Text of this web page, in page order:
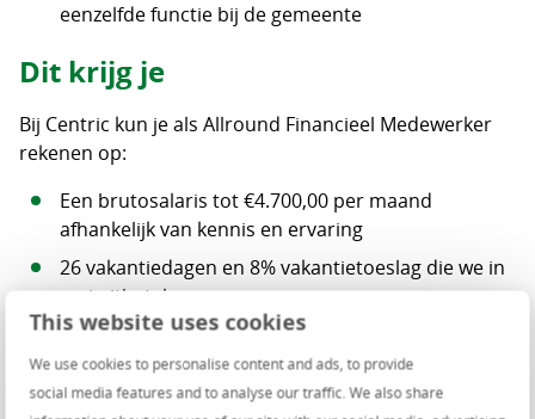
This website uses cookies
We use cookies to personalise content and ads, to provide
social media features and to analyse our traffic. We also share
eenzelfde functie bij de gemeente
Dit krijg je
Bij Centric kun je als Allround Financieel Medewerker
rekenen op:
Een brutosalaris tot €4.700,00 per maand
afhankelijk van kennis en ervaring
26 vakantiedagen en 8% vakantietoeslag die we in
mei uitbetalen
Een bijdrage aan je pensioen van 7,5% van je
pensioengrondslag
Een winstdeling tot wel 50% van het gemiddelde